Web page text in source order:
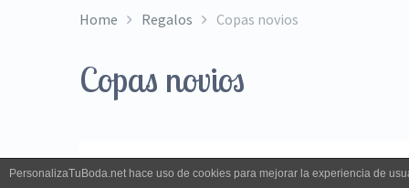
Home Regalos Copas novios
Copas novios
PersonalizaTuBoda.net hace uso de cookies para mejorar la experiencia de